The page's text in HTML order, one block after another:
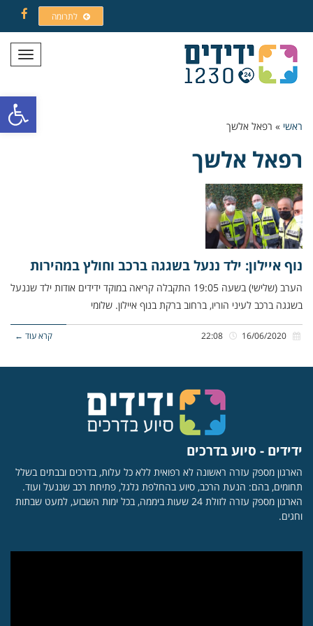
פתח
לתרומה
תפריט
ראשי » רפאל אלשך
רפאל אלשך
נוף איילון: ילד ננעל בשגגה ברכב וחולץ במהירות
הערב (שלישי) בשעה 19:05 התקבלה קריאה במוקד ידידים אודות ילד שננעל
בשגגה ברכב לעיני הוריו, ברחוב ברקת בנוף איילון. שלומי
קרא עוד ←
ידידים - סיוע בדרכים
הארגון מספק עזרה ראשונה לא רפואית ללא כל עלות, בדרכים ובבתים בשלל
תחומים, בהם: הנעת הרכב, סיוע בהחלפת גלגל, פתיחת רכב שננעל ועוד.
הארגון מספק עזרה לזולת 24 שעות ביממה, בכל ימות השבוע, למעט שבתות
וחגים.